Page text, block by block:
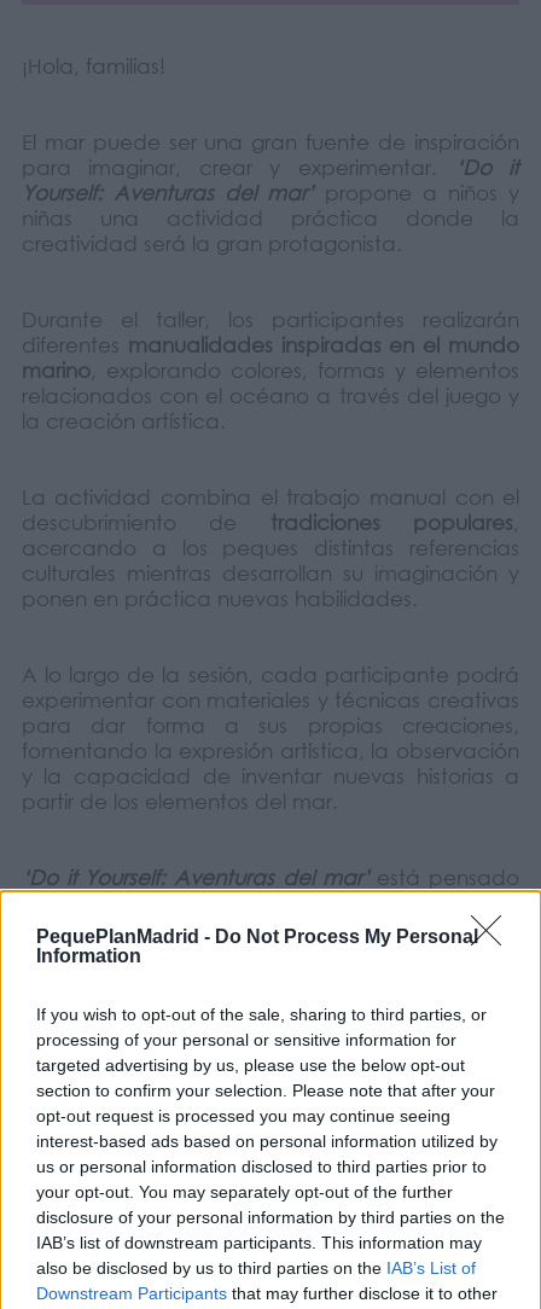
PequePlanMadrid - Do Not Process My Personal
Information
If you wish to opt-out of the sale, sharing to third parties, or
processing of your personal or sensitive information for
targeted advertising by us, please use the below opt-out
section to confirm your selection. Please note that after your
opt-out request is processed you may continue seeing
interest-based ads based on personal information utilized by
us or personal information disclosed to third parties prior to
your opt-out. You may separately opt-out of the further
disclosure of your personal information by third parties on the
IAB’s list of downstream participants. This information may
also be disclosed by us to third parties on the IAB’s List of
Downstream Participants that may further disclose it to other
¡Hola, familias!
El mar puede ser una gran fuente de inspiración
para imaginar, crear y experimentar.
‘Do it
Yourself: Aventuras del mar’propone a niños y
niñas una actividad práctica donde la
creatividad será la gran protagonista.
Durante el taller, los participantes realizarán
diferentes manualidades inspiradas en el mundo
marino, explorando colores, formas y elementos
relacionados con el océano a través del juego y
la creación artística.
La actividad combina el trabajo manual con el
descubrimiento de tradiciones populares,
acercando a los peques distintas referencias
culturales mientras desarrollan su imaginación y
ponen en práctica nuevas habilidades.
A lo largo de la sesión, cada participante podrá
experimentar con materiales y técnicas creativas
para dar forma a sus propias creaciones,
fomentando la expresión artística, la observación
y la capacidad de inventar nuevas historias a
partir de los elementos del mar.
‘Do it Yourself: Aventuras del mar’está pensado
mientras crean, en una propuesta donde el
proceso creativo tiene tanta importancia como
COMPARTIR:
Opiniones Taller Infantil – Do it Yourself Aventuras del
mar
0 Valoraciones